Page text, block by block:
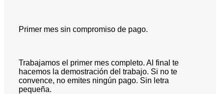
Primer mes sin compromiso de pago.
Trabajamos el primer mes completo. Al final te
hacemos la demostración del trabajo. Si no te
convence, no emites ningún pago. Sin letra
pequeña.